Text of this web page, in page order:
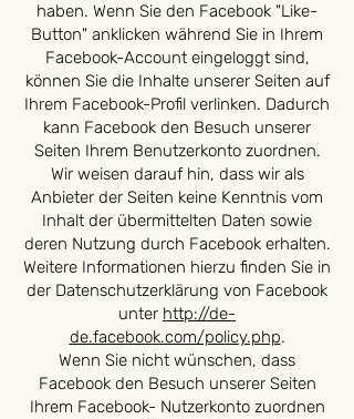
haben. Wenn Sie den Facebook "Like-
Button" anklicken während Sie in Ihrem
Facebook-Account eingeloggt sind,
können Sie die Inhalte unserer Seiten auf
Ihrem Facebook-Profil verlinken. Dadurch
kann Facebook den Besuch unserer
Seiten Ihrem Benutzerkonto zuordnen.
Wir weisen darauf hin, dass wir als
Anbieter der Seiten keine Kenntnis vom
Inhalt der übermittelten Daten sowie
deren Nutzung durch Facebook erhalten.
Weitere Informationen hierzu finden Sie in
der Datenschutzerklärung von Facebook
unter http://de-
de.facebook.com/policy.php.
Wenn Sie nicht wünschen, dass
Facebook den Besuch unserer Seiten
Ihrem Facebook- Nutzerkonto zuordnen